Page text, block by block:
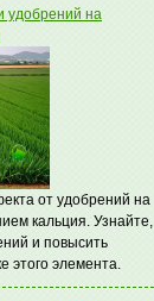
удобрений на
от удобрений на
кальция. Узнайте,
и повысить
этого элемента.